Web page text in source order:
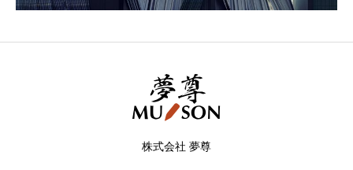
株式会社 夢尊